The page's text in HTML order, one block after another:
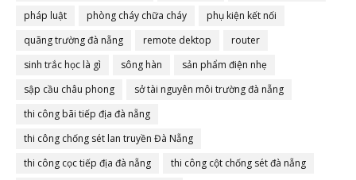
pháp luật
phòng cháy chữa cháy
phụ kiện kết nối
quãng trường đà nẵng
remote dektop
router
sinh trắc học là gì
sông hàn
sản phẩm điện nhẹ
sập cầu châu phong
sở tài nguyên môi trường đà nẵng
thi công bãi tiếp địa đà nẵng
thi công chống sét lan truyền Đà Nẵng
thi công cọc tiếp địa đà nẵng
thi công cột chống sét đà nẵng